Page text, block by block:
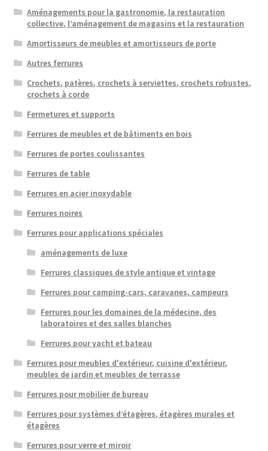
Aménagements pour la gastronomie, la restauration
collective, l’aménagement de magasins et la restauration
Amortisseurs de meubles et amortisseurs de porte
Autres ferrures
Crochets, patères, crochets à serviettes, crochets robustes,
crochets à corde
Fermetures et supports
Ferrures de meubles et de bâtiments en bois
Ferrures de portes coulissantes
Ferrures de table
Ferrures en acier inoxydable
Ferrures noires
Ferrures pour applications spéciales
aménagements de luxe
Ferrures classiques de style antique et vintage
Ferrures pour camping-cars, caravanes, campeurs
Ferrures pour les domaines de la médecine, des
laboratoires et des salles blanches
Ferrures pour yacht et bateau
Ferrures pour meubles d'extérieur, cuisine d'extérieur,
meubles de jardin et meubles de terrasse
Ferrures pour mobilier de bureau
Ferrures pour systèmes d’étagères, étagères murales et
étagères
Ferrures pour verre et miroir